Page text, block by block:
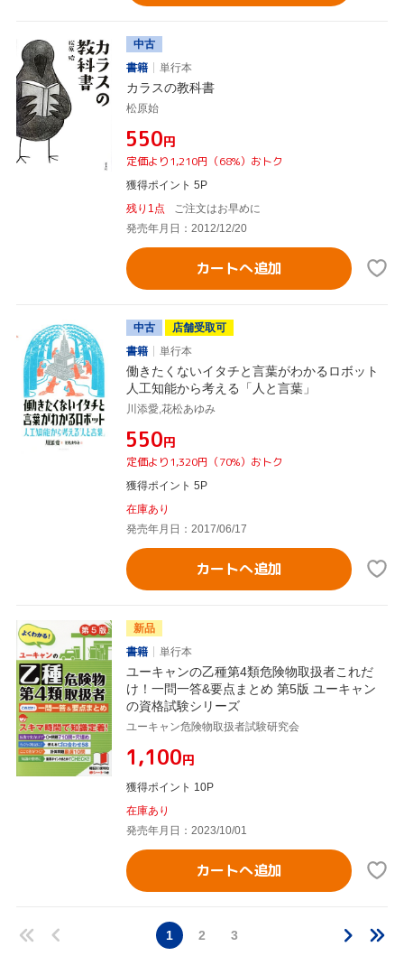
中古
書籍
単行本
カラスの教科書
松原始
¥550円
定価より1,210円（68%）おトク
獲得ポイント 5P
残り1点
ご注文はお早めに
発売年月日：2012/12/20
カートへ追加
中古
店舗受取可
書籍
単行本
働きたくないイタチと言葉がわかるロボット
人工知能から考える「人と言葉」
川添愛,花松あゆみ
¥550円
定価より1,320円（70%）おトク
獲得ポイント 5P
在庫あり
発売年月日：2017/06/17
カートへ追加
新品
書籍
単行本
ユーキャンの乙種第4類危険物取扱者これだ
け！一問一答&要点まとめ 第5版 ユーキャン
の資格試験シリーズ
ユーキャン危険物取扱者試験研究会
¥1,100円
獲得ポイント 10P
在庫あり
発売年月日：2023/10/01
カートへ追加
1 2 3